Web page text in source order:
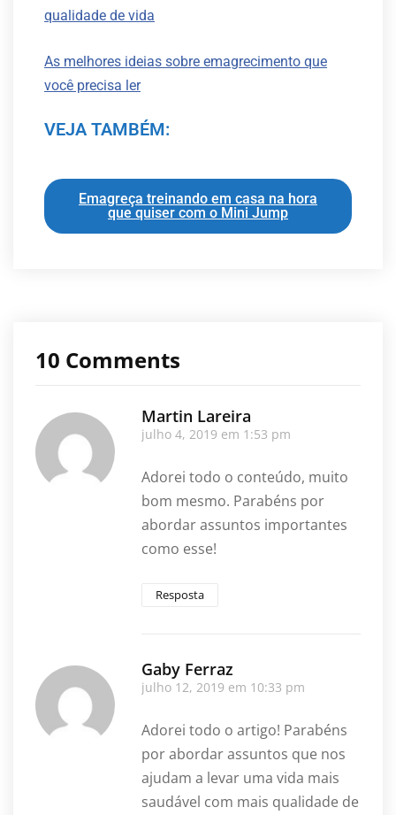
qualidade de vida
As melhores ideias sobre emagrecimento que
você precisa ler
VEJA TAMBÉM:
Emagreça treinando em casa na hora
que quiser com o Mini Jump
10 Comments
Martin Lareira
julho 4, 2019 em 1:53 pm
Adorei todo o conteúdo, muito
bom mesmo. Parabéns por
abordar assuntos importantes
como esse!
Resposta
Gaby Ferraz
julho 12, 2019 em 10:33 pm
Adorei todo o artigo! Parabéns
por abordar assuntos que nos
ajudam a levar uma vida mais
saudável com mais qualidade de